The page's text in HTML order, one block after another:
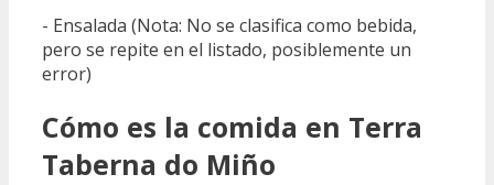
- Ensalada (Nota: No se clasifica como bebida,
pero se repite en el listado, posiblemente un
error)
Cómo es la comida en Terra
Taberna do Miño